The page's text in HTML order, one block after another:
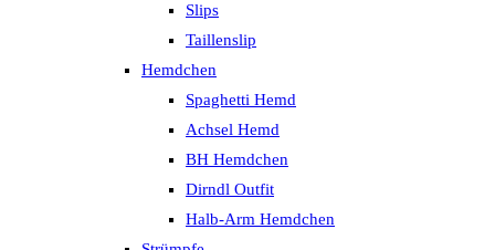
Slips
Taillenslip
Hemdchen
Spaghetti Hemd
Achsel Hemd
BH Hemdchen
Dirndl Outfit
Halb-Arm Hemdchen